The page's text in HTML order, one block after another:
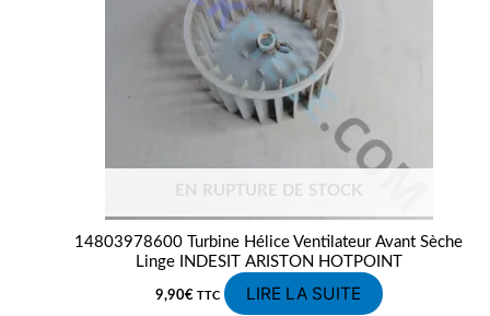
EN RUPTURE DE STOCK
14803978600 Turbine Hélice Ventilateur Avant Sèche
Linge INDESIT ARISTON HOTPOINT
9,90€ TTC LIRE LA SUITE